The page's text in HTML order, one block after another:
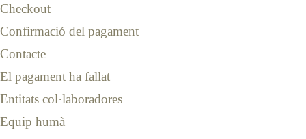
Checkout
Confirmació del pagament
Contacte
El pagament ha fallat
Entitats col·laboradores
Equip humà